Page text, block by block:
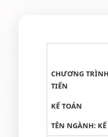
CHƯƠNG
TIẾN
KẾ TOÁN
TÊN NGÀNH: